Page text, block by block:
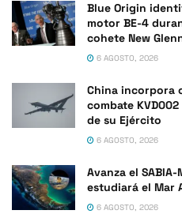
Blue Origin
motor BE-4
cohete New
6 AGOSTO, 2026
China incorpora
combate
de su Ejército
6 AGOSTO, 2026
Avanza el
estudiará el Mar
6 AGOSTO, 2026